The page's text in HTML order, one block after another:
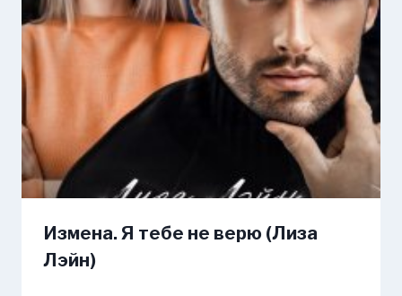
Измена. Я тебе не верю (Лиза
Лэйн)